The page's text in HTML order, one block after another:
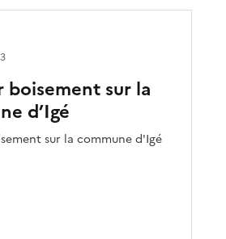
boisement sur la
d’Igé
sur la commune d'Igé